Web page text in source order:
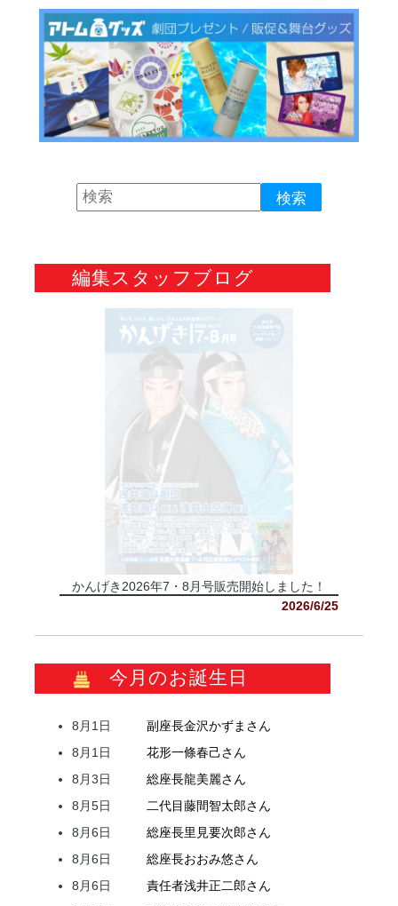
編集スタッフブログ
かんげき2026年7・8月号販売開始しました！
2026/6/25
今月のお誕生日
8月1日 副座長金沢かずま さん
8月1日
花形一條春己さん
8月3日
総座長龍美麗さん
8月5日
二代目藤間智太郎さん
8月6日
総座長里見要次郎さん
8月6日
総座長おおみ悠さん
8月6日
責任者浅井正二郎さん